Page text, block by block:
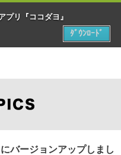
MENU
バージョンアップしまし
プリ『ココダヨ』
ﾀﾞｳﾝﾛｰﾄﾞ